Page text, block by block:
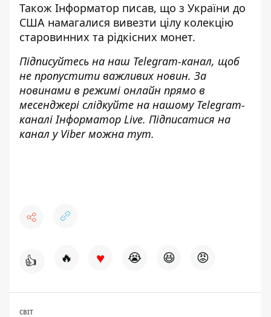
Також Інформатор писав, що з України до
США намагалися вивезти цілу колекцію
старовинних та рідкісних монет.
Підписуйтесь на наш Telegram-канал, щоб
не пропустити важливих новин. За
новинами в режимі онлайн прямо в
месенджері слідкуйте на нашому Telegram-
каналіІнформатор Live. Підписатися на
канал у Viber можна тут.
👍 🔥 ♥ 😭 😆 😡
СВІТ